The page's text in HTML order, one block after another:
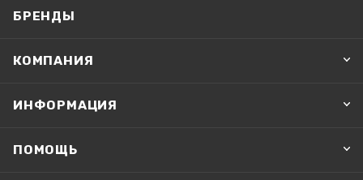
БРЕНДЫ
КОМПАНИЯ
ИНФОРМАЦИЯ
ПОМОЩЬ